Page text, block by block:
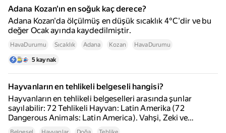
Adana Kozan'ın en soğuk kaç derece?
Adana Kozan'da ölçülmüş en düşük sıcaklık 4°C'dir ve bu
değer Ocak ayında kaydedilmiştir.
HavaDurumu Sıcaklık Adana Kozan HavaDurumu
5 kaynak
Hayvanların en tehlikeli belgeseli hangisi?
Hayvanların en tehlikeli belgeselleri arasında şunlar
sayılabilir: 72 Tehlikeli Hayvan: Latin Amerika (72
Dangerous Animals: Latin America). Vahşi, Zeki ve
Tehlikeli. Ayrıca, "Korkunç Hayvanlar" adlı TRT Belgesel'de